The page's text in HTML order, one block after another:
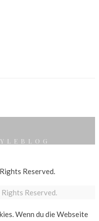
Reserved.
Reserved.
Wenn du die Webseite